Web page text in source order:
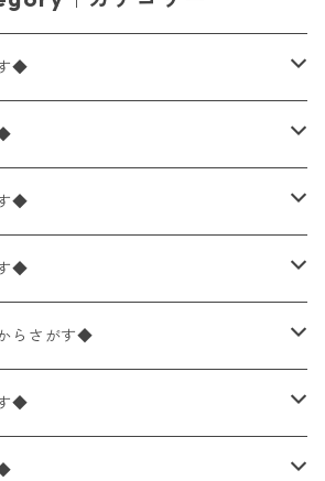
◆
ラ売り
ラ売り
入りパック
入りパック
ズ）
イズ）
イズ）
ズ）
◆
◆
ンビエンテ
Design
らさがす◆
◆